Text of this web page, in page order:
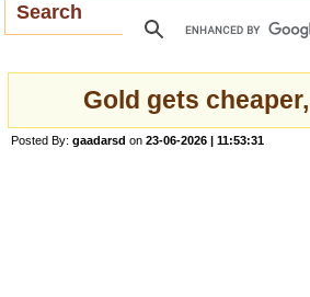
Search
Gold gets
Posted By: gaadarsd on 23-06-2026 | 11:53:31